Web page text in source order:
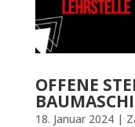
OFFENE
18. Januar 2024|